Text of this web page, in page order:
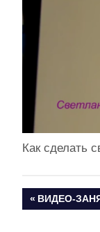
Как сделать
ВИДЕО-